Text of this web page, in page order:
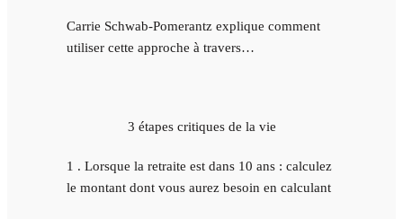
Carrie Schwab-Pomerantz explique comment
utiliser cette approche à travers…
3 étapes critiques de la vie
1 . Lorsque la retraite est dans 10 ans : calculez
le montant dont vous aurez besoin en calculant